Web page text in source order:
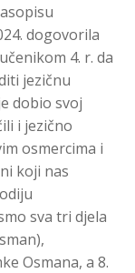
dogovorila
4. r. da
jezičnu
dobio svoj
i jezično
osmercima i
koji nas
sva tri djela
Osmana, a 8.